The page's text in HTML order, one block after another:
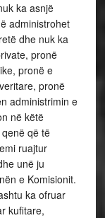
ka asnjë
administrohet
dhe nuk ka
pronë
pronë e
pronë
administrimin e
në këtë
që të
ruajtur
unë ju
e Komisionit.
ka ofruar
kufitare,